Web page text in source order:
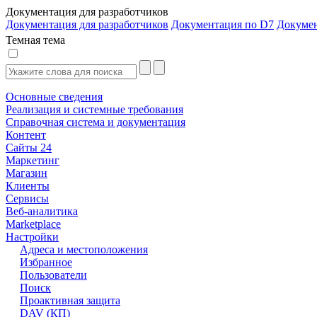
Документация для разработчиков
Документация для разработчиков Документация по D7
Темная тема
Основные сведения
Реализация и системные требования
Справочная система и документация
Контент
Сайты 24
Маркетинг
Магазин
Клиенты
Сервисы
Веб-аналитика
Marketplace
Настройки
Адреса и местоположения
Избранное
Пользователи
Поиск
Проактивная защита
DAV (КП)